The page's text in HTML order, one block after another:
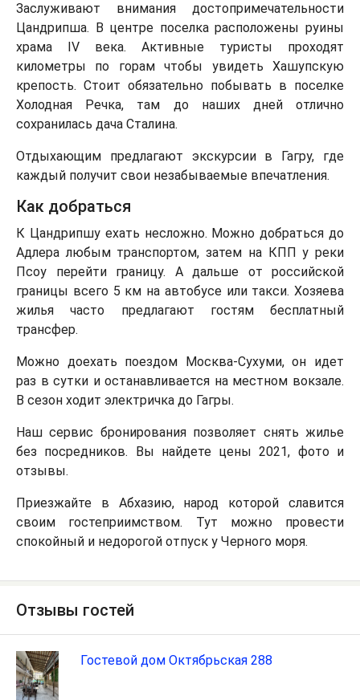
Заслуживают внимания достопримечательности
Цандрипша. В центре поселка расположены руины
храма IV века. Активные туристы проходят
километры по горам чтобы увидеть Хашупскую
крепость. Стоит обязательно побывать в поселке
Холодная Речка, там до наших дней отлично
сохранилась дача Сталина.
Отдыхающим предлагают экскурсии в Гагру, где
каждый получит свои незабываемые впечатления.
Как добраться
К Цандрипшу ехать несложно. Можно добраться до
Адлера любым транспортом, затем на КПП у реки
Псоу перейти границу. А дальше от российской
границы всего 5 км на автобусе или такси. Хозяева
жилья часто предлагают гостям бесплатный
трансфер.
Можно доехать поездом Москва-Сухуми, он идет
раз в сутки и останавливается на местном вокзале.
В сезон ходит электричка до Гагры.
Наш сервис бронирования позволяет снять жилье
без посредников. Вы найдете цены 2021, фото и
отзывы.
Приезжайте в Абхазию, народ которой славится
своим гостеприимством. Тут можно провести
спокойный и недорогой отпуск у Черного моря.
Отзывы гостей
Гостевой дом Октябрьская 288